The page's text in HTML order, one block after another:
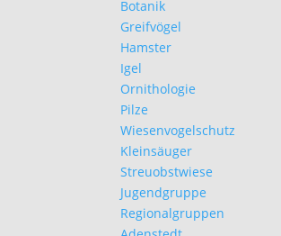
Botanik
Greifvögel
Hamster
Igel
Ornithologie
Pilze
Wiesenvogelschutz
Kleinsäuger
Streuobstwiese
Jugendgruppe
Regionalgruppen